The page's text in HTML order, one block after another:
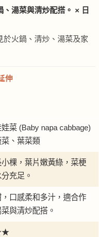
湯菜與清炒配搭。 × 日
火鍋、清炒、湯菜及家
伸
菜 (Baby napa cabbage)
、葉菜類
棵，葉片嫩黃綠，菜梗
充足。
口感柔和多汁，適合作
與清炒配搭。